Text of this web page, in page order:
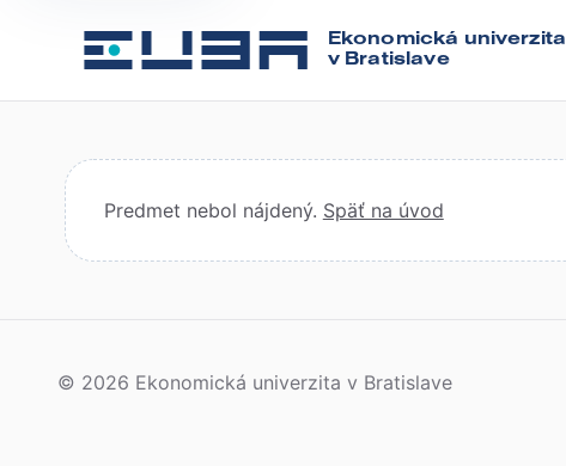
Ekonomická univerzita
v Bratislave
Predmet nebol nájdený. Späť na úvod
© 2026 Ekonomická univerzita v Bratislave